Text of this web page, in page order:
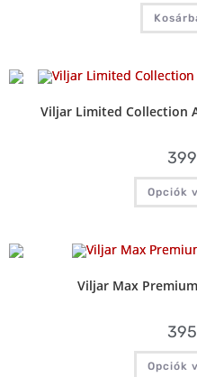
Viljar Limited Collection
Opciók
Viljar Max
Opciók